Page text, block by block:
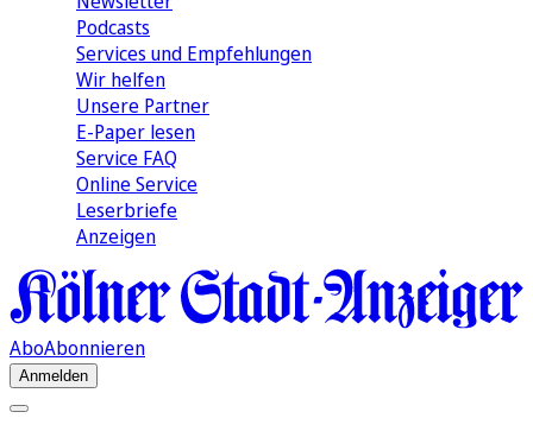
Podcasts
Services und Empfehlungen
Wir helfen
Unsere Partner
E-Paper lesen
Service FAQ
Online Service
Leserbriefe
Anzeigen
AboAbonnieren
Anmelden